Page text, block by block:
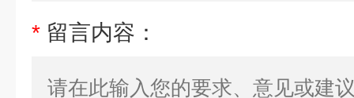
* 留言内容：